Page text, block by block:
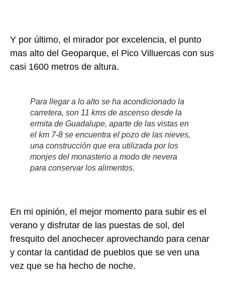
Y por último, el mirador por excelencia, el punto
mas alto del Geoparque, el Pico Villuercas con sus
casi 1600 metros de altura.
Para llegar a lo alto se ha acondicionado la
carretera, son 11 kms de ascenso desde la
ermita de Guadalupe, aparte de las vistas en
el km 7-8 se encuentra el pozo de las nieves,
una construcción que era utilizada por los
monjes del monasterio a modo de nevera
para conservar los alimentos.
En mi opinión, el mejor momento para subir es el
verano y disfrutar de las puestas de sol, del
fresquito del anochecer aprovechando para cenar
y contar la cantidad de pueblos que se ven una
vez que se ha hecho de noche.